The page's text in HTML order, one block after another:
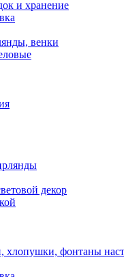
и хранение
венки
декор
хлопушки, фонтаны